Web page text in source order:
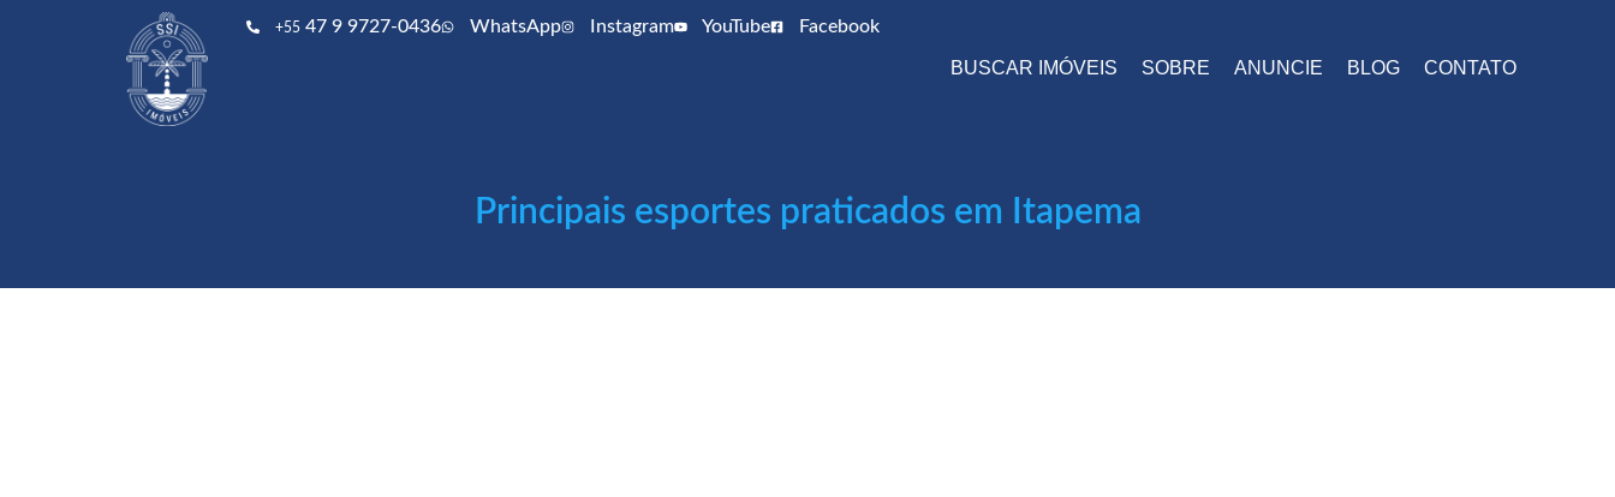
+55 47 9 9727-0436 WhatsApp Instagram YouTube Facebook
BUSCAR IMÓVEIS SOBRE ANUNCIE BLOG CONTATO
Principais esportes praticados em Itapema